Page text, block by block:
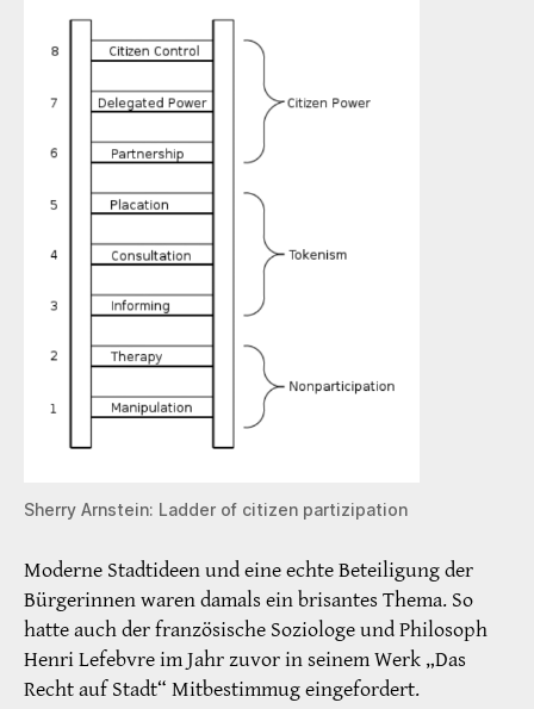
Sherry Arnstein: Ladder of citizen partizipation
Moderne Stadtideen und eine echte Beteiligung der
Bürgerinnen waren damals ein brisantes Thema. So
hatte auch der französische Soziologe und Philosoph
Henri Lefebvre im Jahr zuvor in seinem Werk „Das
Recht auf Stadt“ Mitbestimmug eingefordert.